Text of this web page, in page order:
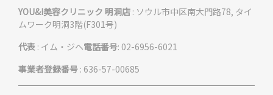
YOU&I美容クリニック 明洞店 : ソウル市中区南大門路78, タイ
ムワーク明洞3階(F301号)
代表 : イム・ジヘ電話番号: 02-6956-6021
事業者登録番号 : 636-57-00685